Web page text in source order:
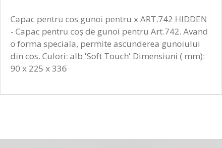
Capac pentru cos gunoi pentru x ART.742 HIDDEN
- Capac pentru coș de gunoi pentru Art.742. Avand
o forma speciala, permite ascunderea gunoiului
din cos. Culori: alb 'Soft Touch' Dimensiuni ( mm):
90 x 225 x 336